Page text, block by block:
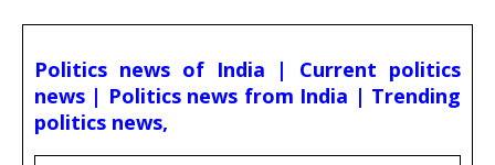
Politics news of India | Current politics
news | Politics news from India | Trending
politics news,